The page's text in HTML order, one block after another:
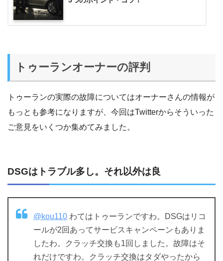
トゥーランオーナーの評判
トゥーランの実際の故障についてはオーナーさんの情報が
もっとも参考になりますが、今回はTwitterからそういった
ご意見をいくつか集めてみました。
DSGはトラブル多し。それ以外は良
@kou110 わてはトゥーランですわ。DSGはリコ
ールが2回あってサービスキャンペーンもありま
したわ。クラッチ交換も1回しました。故障はそ
れだけですわ。クラッチ交換はタダやったから